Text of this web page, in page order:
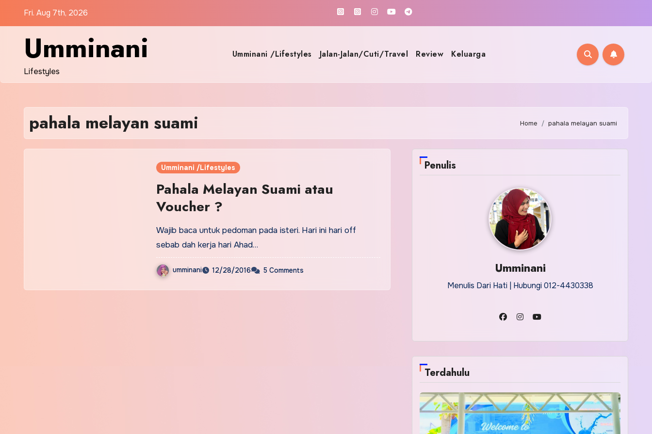
Fri. Aug 7th, 2026
Umminani
Lifestyles
Umminani /Lifestyles Jalan-Jalan/Cuti/Travel Review Keluarga
pahala melayan suami Home pahala melayan suami
Umminani /Lifestyles
Pahala Melayan Suami atau
Voucher ?
Wajib baca untuk pedoman pada isteri. Hari ini hari off
sebab dah kerja hari Ahad…
umminani 12/28/2016 5 Comments
Penulis
Umminani
Menulis Dari Hati | Hubungi 012-4430338
Terdahulu